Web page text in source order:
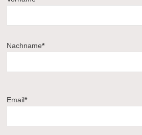
Nachname*
Email*